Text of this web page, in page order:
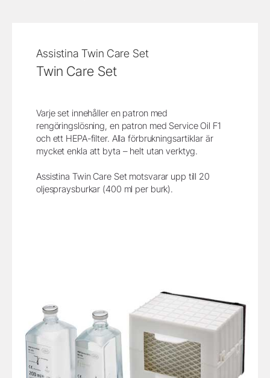
Assistina Twin Care Set
Twin Care Set
Varje set innehåller en patron med
rengöringslösning, en patron med Service Oil F1
och ett HEPA-filter. Alla förbrukningsartiklar är
mycket enkla att byta – helt utan verktyg.
Assistina Twin Care Set motsvarar upp till 20
oljespraysburkar (400 ml per burk).